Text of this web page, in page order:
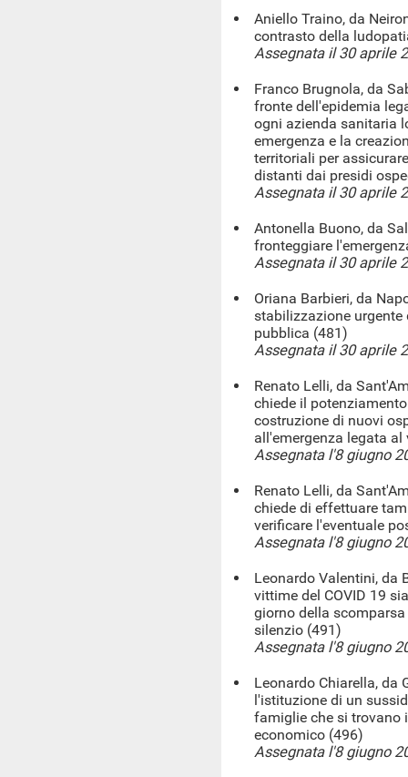
Aniello Traino, da
contrasto della
Assegnata il 30 aprile
Franco Brugnola, da
fronte dell'epidemia
ogni azienda sanitaria
emergenza e la
territoriali per
distanti dai presidi
Assegnata il 30 aprile
Antonella Buono, da
fronteggiare
Assegnata il 30 aprile
Oriana Barbieri, da
stabilizzazione
pubblica (481)
Assegnata il 30 aprile
Renato Lelli, da
chiede il
costruzione di nuovi
all'emergenza legata al
Assegnata l'8 giugno
Renato Lelli, da
chiede di effettuare
verificare l'eventuale
Assegnata l'8 giugno
Leonardo Valentini, da
vittime del COVID 19
giorno della
silenzio (491)
Assegnata l'8 giugno
Leonardo Chiarella, da
l'istituzione di un
famiglie che si trovano
economico (496)
Assegnata l'8 giugno